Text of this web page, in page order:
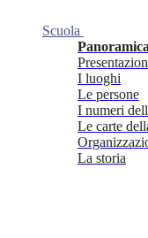
Scuola
Panoramica
I luoghi
Le persone
I numeri
Le carte
La storia